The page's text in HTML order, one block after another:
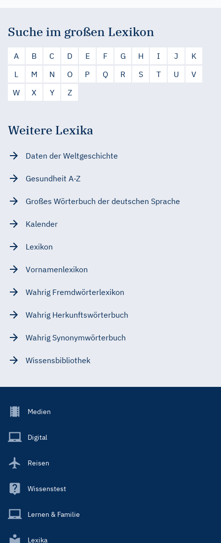
Suche im großen Lexikon
A B C D E F G H I J
K
L
M N O P Q R S T U
V
W
X Y Z
Weitere Lexika
Daten der Weltgeschichte
Gesundheit A-Z
Großes Wörterbuch der deutschen Sprache
Kalender
Lexikon
Vornamenlexikon
Wahrig Fremdwörterlexikon
Wahrig Herkunftswörterbuch
Wahrig Synonymwörterbuch
Wissensbibliothek
Footer
Main
Medien
Digital
Reisen
Wissenstest
Lernen & Familie
Lexika